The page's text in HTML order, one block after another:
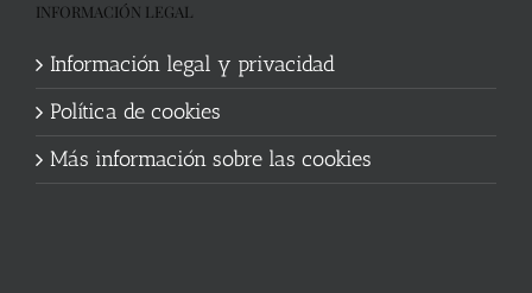
INFORMACIÓN LEGAL
Información legal y privacidad
Política de cookies
Más información sobre las cookies